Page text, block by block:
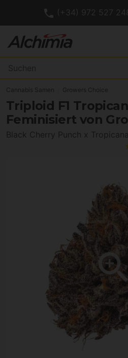
(+34) 972 527
Cannabis Samen Growers Choice
Triploid F1
Feminisiert von
Black Cherry Punch x